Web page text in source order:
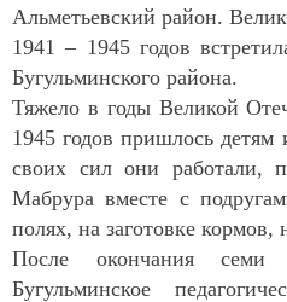
Альметьевский район.
1941 – 1945 годов
Бугульминского района.
Тяжело в годы Великой
1945 годов пришлось детям
своих сил они работали,
Мабрура вместе с
полях, на заготовке кормов,
После окончания семи
Бугульминское